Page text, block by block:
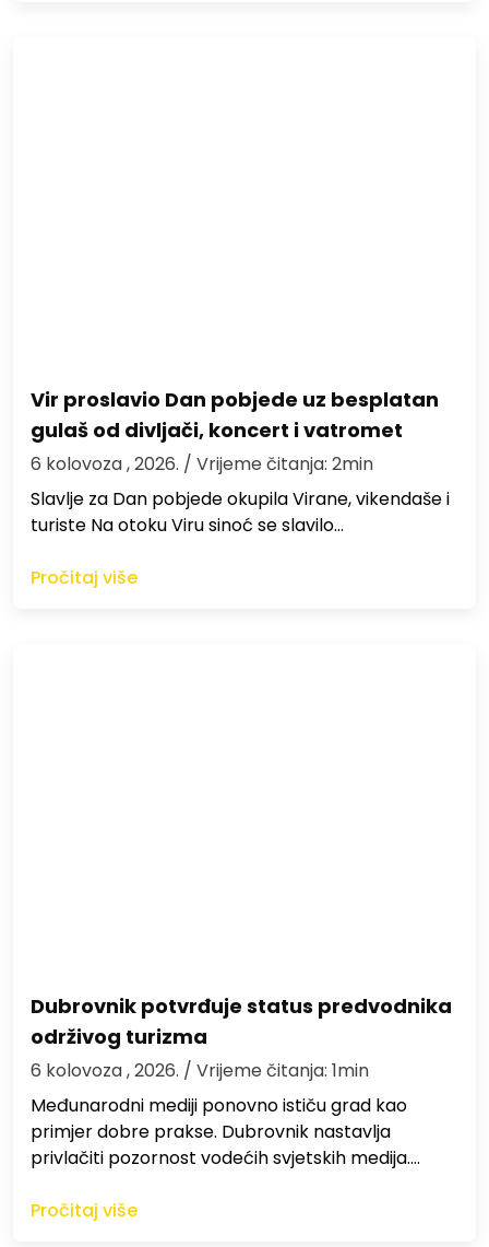
Vir proslavio Dan pobjede uz besplatan
gulaš od divljači, koncert i vatromet
6 kolovoza , 2026. / Vrijeme čitanja: 2min
Slavlje za Dan pobjede okupila Virane, vikendaše i
turiste Na otoku Viru sinoć se slavilo…
Pročitaj više
Dubrovnik potvrđuje status predvodnika
održivog turizma
6 kolovoza , 2026. / Vrijeme čitanja: 1min
Međunarodni mediji ponovno ističu grad kao
primjer dobre prakse. Dubrovnik nastavlja
privlačiti pozornost vodećih svjetskih medija.…
Pročitaj više